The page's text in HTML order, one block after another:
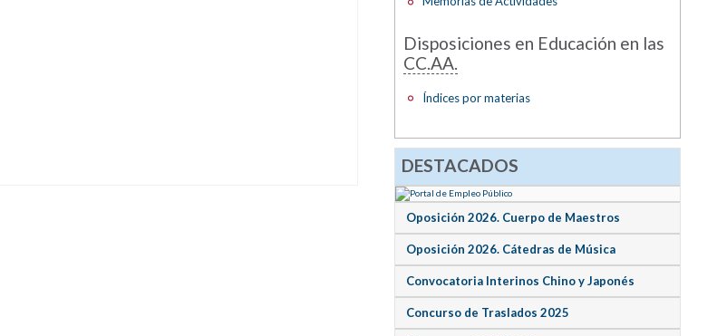
Disposiciones en Educación en las
CC.AA.
Índices por materias
DESTACADOS
Oposición 2026. Cuerpo de Maestros
Oposición 2026. Cátedras de Música
Convocatoria Interinos Chino y Japonés
Concurso de Traslados 2025